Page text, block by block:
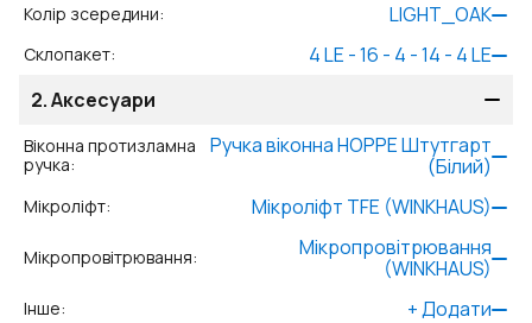
Колір зсередини: LIGHT_OAK
Склопакет:
4 LE - 16 - 4 - 14 - 4 LE
2.Аксесуари
Віконна протизламна
ручка:
Ручка віконна HOPPE Штутгарт
(Білий)
Мікроліфт: Мікроліфт TFE (WINKHAUS)
Мікропровітрювання:
Мікропровітрювання
(WINKHAUS)
Інше: +Додати